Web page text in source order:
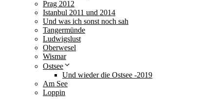
Prag 2012
Istanbul 2011 und 2014
Und was ich sonst noch sah
Tangermünde
Ludwigslust
Oberwesel
Wismar
Ostsee
Und wieder die Ostsee -2019
Am See
Loppin